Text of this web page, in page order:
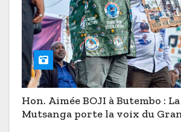
Hon. Aimée BOJI à Butembo :
Mutsanga porte la voix du